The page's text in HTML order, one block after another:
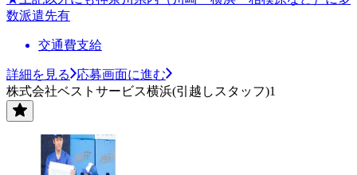
数派遣先有
交通費支給
詳細を見る
応募画面に進む
株式会社ベストサービス横浜(引越しスタッフ)1